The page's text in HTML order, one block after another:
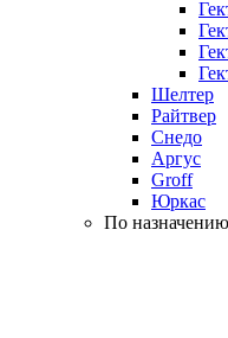
Шелтер
Райтвер
Снедо
Аргус
Groff
Юркас
По назначению